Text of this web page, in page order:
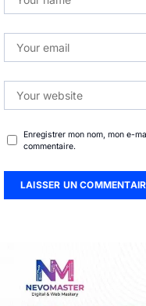
Enregistrer mon nom, mon e-
commentaire.